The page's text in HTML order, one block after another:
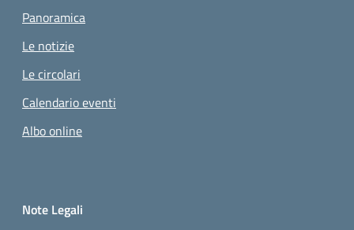
Panoramica
Le notizie
Le circolari
Calendario eventi
Albo online
Small prints
Note Legali